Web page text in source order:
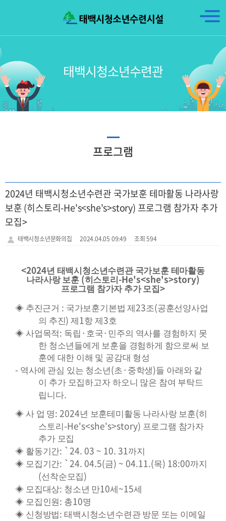
태백시청소년수련관
프로그램
2024년 태백시청소년수련관 국가보훈 테마활동 나라사랑
보훈 (히스토리-He's<she's>story) 프로그램 참가자 추가
모집>
태백시청소년문화의집 2024.04.05 09:49 조회 594
<2024년 태백시청소년수련관 국가보훈 테마활동
나라사랑 보훈(히스토리 -He's<she's>story)
프로그램 참가자 추가 모집>
◈ 추진근거 : 국가보훈기본법 제23조(공훈선양사업
의 추진)제 1항 제3호
◈ 사업목적: 독립 · 호국· 민주의 역사를 경험하지 못
한 청소년들에게 보훈을 경험하게 함으로써 보
훈에 대한 이해 및 공감대 형성
- 역사에 관심 있는 청소년(초 · 중학생)들 아래와 같
이 추가 모집하고자 하오니 많은 참여 부탁드
립니다.
◈ 사 업 명: 2024년 보훈테미활동 나라사랑 보훈(히
스토리-He's<she's>story) 프로그램 참가자
추가 모집
◈ 활동기간: `24. 03 ~ 10. 31까지
◈ 모집기간: `24. 04.5(금) ~ 04.11.(목) 18:00까지
(선착순모집)
◈ 모집대상: 청소년 만10세 ~15세
◈ 모집인원 : 총10명
◈ 신청방법: 태백시청소년수련관 방문 또는 이메일